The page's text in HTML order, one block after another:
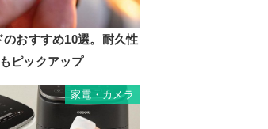
おすすめ10選。耐久性
ピックアップ
家電・カメラ